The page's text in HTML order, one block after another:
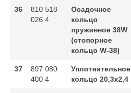
36
810 518
026 4
Осадочное
кольцо
пружинное 38W
(стопорное
кольцо W-38)
37
897 080
400 4
Уплотнительное
кольцо 20,3x2,4